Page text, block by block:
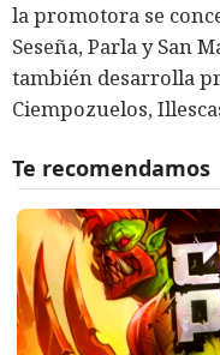
la promotora se
Seseña, Parla y San
también desarrolla
Ciempozuelos,